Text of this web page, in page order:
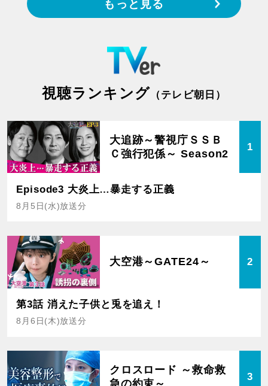
もっと見る
視聴ランキング （テレビ朝日）
大追跡～警視庁ＳＳＢ
Ｃ強行犯係～ Season2
1
Episode3 大炎上…暴走する正義
8月5日(水)放送分
大空港～GATE24～ 2
第3話 消えた子供と兎を追え！
8月6日(木)放送分
クロスロード ～救命救
3